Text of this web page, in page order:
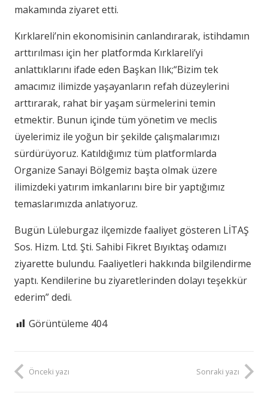
makamında ziyaret etti.
Kırklareli’nin ekonomisinin canlandırarak, istihdamın
arttırılması için her platformda Kırklareli’yi
anlattıklarını ifade eden Başkan Ilık;“Bizim tek
amacımız ilimizde yaşayanların refah düzeylerini
arttırarak, rahat bir yaşam sürmelerini temin
etmektir. Bunun içinde tüm yönetim ve meclis
üyelerimiz ile yoğun bir şekilde çalışmalarımızı
sürdürüyoruz. Katıldığımız tüm platformlarda
Organize Sanayi Bölgemiz başta olmak üzere
ilimizdeki yatırım imkanlarını bire bir yaptığımız
temaslarımızda anlatıyoruz.
Bugün Lüleburgaz ilçemizde faaliyet gösteren LİTAŞ
Sos. Hizm. Ltd. Şti. Sahibi Fikret Bıyıktaş odamızı
ziyarette bulundu. Faaliyetleri hakkında bilgilendirme
yaptı. Kendilerine bu ziyaretlerinden dolayı teşekkür
ederim” dedi.
Görüntüleme 404
Önceki yazı Sonraki yazı